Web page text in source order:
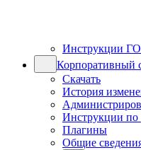
Инструкции
Корпоративный
Скачать
История
Инструкции по
Плагины
Общие